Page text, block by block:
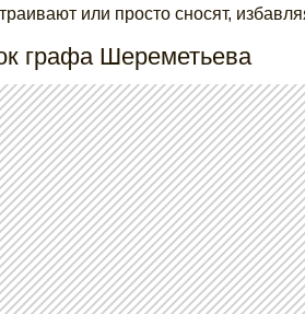
или просто сносят,
графа Шереметьева